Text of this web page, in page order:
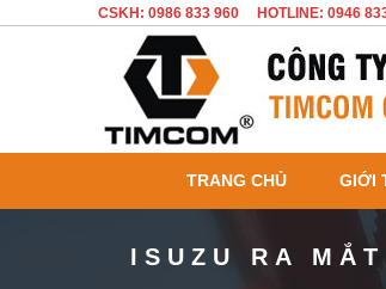
CSKH: 0986 833 960 HOTLINE: 0946
TRANG CHỦ GIỚI
ISUZU RA